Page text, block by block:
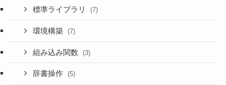
標準ライブラリ (7)
環境構築 (7)
組み込み関数 (3)
辞書操作 (5)